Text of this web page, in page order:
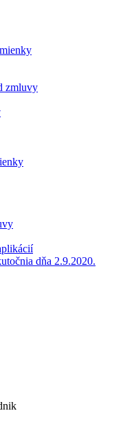
zmluvy
dňa 2.9.2020.